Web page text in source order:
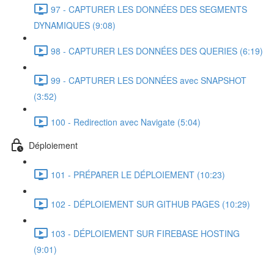
97 - CAPTURER LES DONNÉES DES SEGMENTS
DYNAMIQUES (9:08)
98 - CAPTURER LES DONNÉES DES QUERIES (6:19)
99 - CAPTURER LES DONNÉES avec SNAPSHOT
(3:52)
100 - Redirection avec Navigate (5:04)
Déploiement
101 - PRÉPARER LE DÉPLOIEMENT (10:23)
102 - DÉPLOIEMENT SUR GITHUB PAGES (10:29)
103 - DÉPLOIEMENT SUR FIREBASE HOSTING
(9:01)